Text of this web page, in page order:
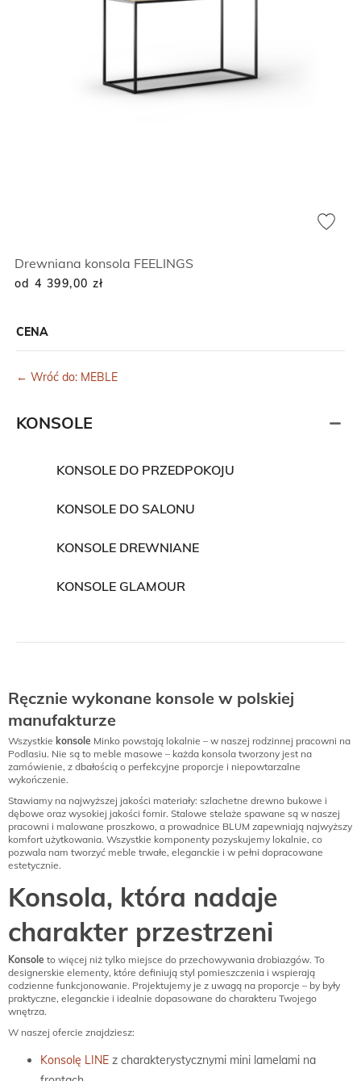
CENA
← Wróć do: MEBLE
KONSOLE
KONSOLE DO PRZEDPOKOJU
KONSOLE DO SALONU
KONSOLE DREWNIANE
KONSOLE GLAMOUR
Drewniana konsola FEELINGS
od 4 399,00 zł
Ręcznie wykonane konsole w polskiej
manufakturze
Wszystkie konsole Minko powstają lokalnie – w naszej rodzinnej pracowni na
Podlasiu. Nie są to meble masowe – każda konsola tworzony jest na
zamówienie, z dbałością o perfekcyjne proporcje i niepowtarzalne
wykończenie.
Stawiamy na najwyższej jakości materiały: szlachetne drewno bukowe i
dębowe oraz wysokiej jakości fornir. Stalowe stelaże spawane są w naszej
pracowni i malowane proszkowo, a prowadnice BLUM zapewniają najwyższy
komfort użytkowania. Wszystkie komponenty pozyskujemy lokalnie, co
pozwala nam tworzyć meble trwałe, eleganckie i w pełni dopracowane
estetycznie.
Konsola, która nadaje
charakter przestrzeni
Konsole to więcej niż tylko miejsce do przechowywania drobiazgów. To
designerskie elementy, które definiują styl pomieszczenia i wspierają
codzienne funkcjonowanie. Projektujemy je z uwagą na proporcje – by były
praktyczne, eleganckie i idealnie dopasowane do charakteru Twojego
wnętrza.
W naszej ofercie znajdziesz:
Konsolę LINE z charakterystycznymi mini lamelami na